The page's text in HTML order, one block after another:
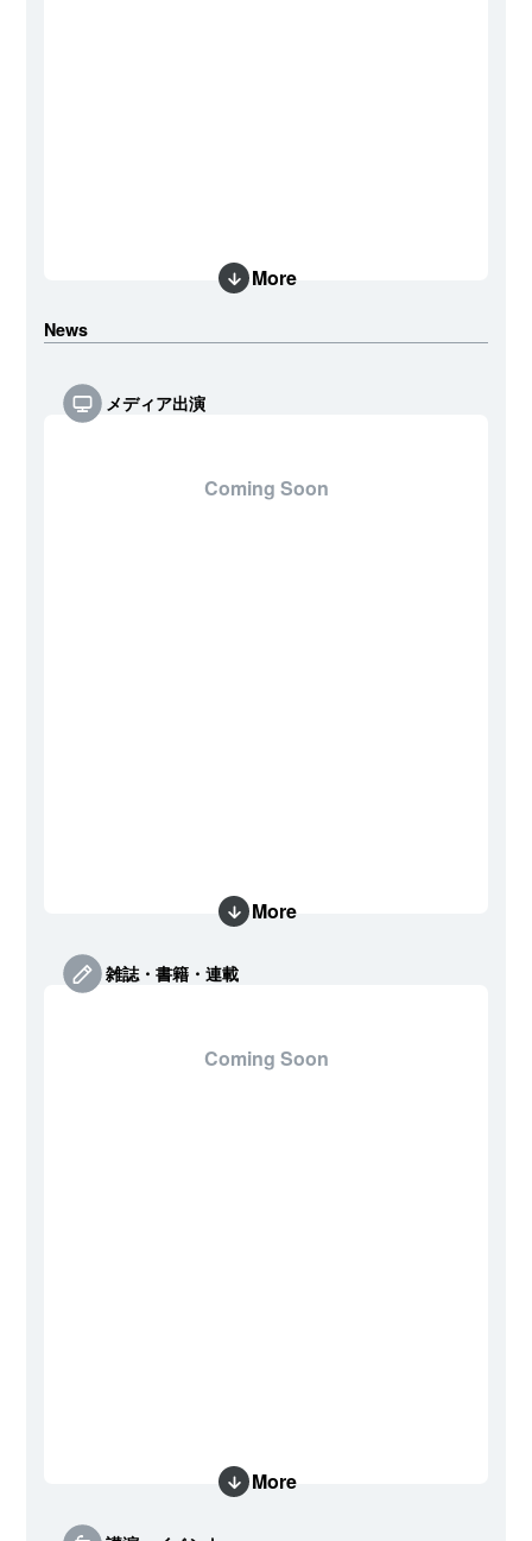
More
News
メディア出演
Coming Soon
More
雑誌・書籍・連載
Coming Soon
More